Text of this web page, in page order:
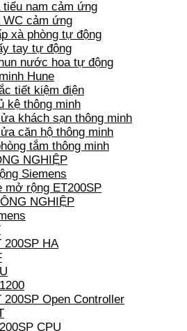
tiểu nam cảm ứng
WC cảm ứng
xà phòng tự động
tay tự động
nước hoa tự động
Hune
tiết kiệm điện
kệ thông minh
khách sạn thông minh
căn hộ thông minh
tắm thông minh
NGHIỆP
Siemens
mở rộng ET200SP
NGHIỆP
200SP HA
200SP Open Controller
CPU